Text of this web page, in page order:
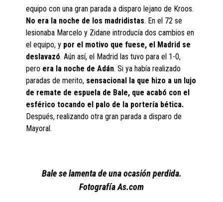
equipo con una gran parada a disparo lejano de Kroos.
No era la noche de los madridistas. En el 72 se
lesionaba Marcelo y Zidane introducía dos cambios en
el equipo, y por el motivo que fuese, el Madrid se
deslavazó. Aún así, el Madrid las tuvo para el 1-0,
pero era la noche de Adán. Si ya había realizado
paradas de merito, sensacional la que hizo a un lujo
de remate de espuela de Bale, que acabó con el
esférico tocando el palo de la portería bética.
Después, realizando otra gran parada a disparo de
Mayoral.
Bale se lamenta de una ocasión perdida.
Fotografía As.com